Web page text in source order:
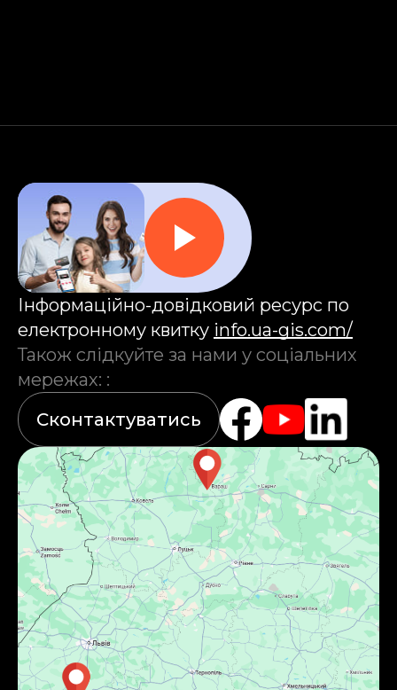
Інформаційно-довідковий ресурс по
електронному квитку info.ua-gis.com/
Також слідкуйте за нами у соціальних
мережах: :
Сконтактуватись